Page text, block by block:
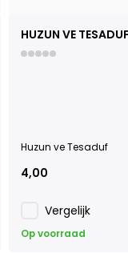
HUZUN VE
Huzun ve Tesaduf
4,00
Vergelijk
Op voorraad